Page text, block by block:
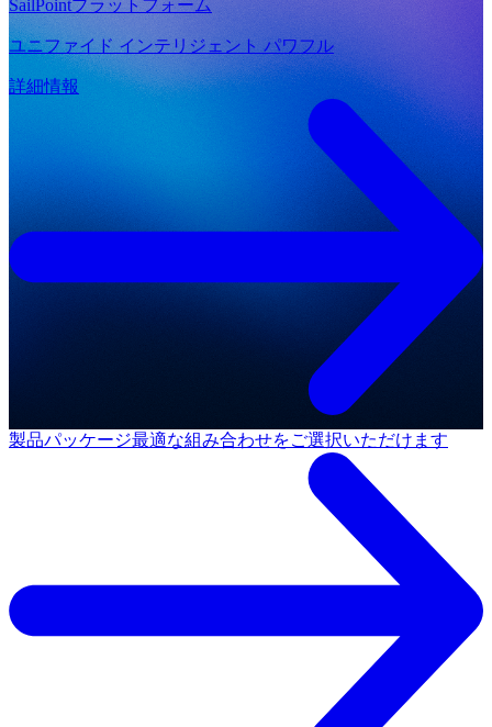
SailPointプラットフォーム
ユニファイド インテリジェント パワフル
詳細情報
製品パッケージ最適な組み合わせをご選択いただけます